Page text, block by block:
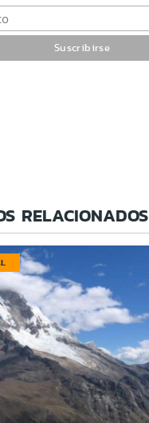
RELACIONADOS